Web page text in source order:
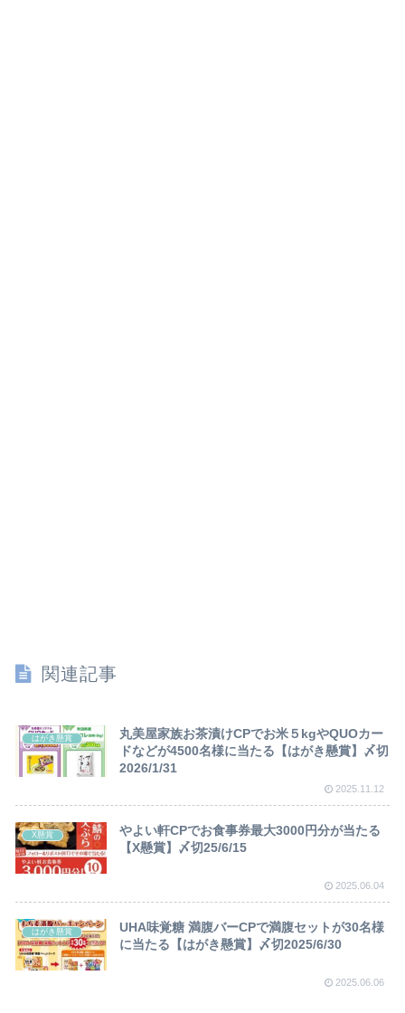
関連記事
はがき懸賞
丸美屋家族お茶漬けCPでお米５kgやQUOカー
ドなどが4500名様に当たる【はがき懸賞】〆切
2026/1/31
2025.11.12
X懸賞
やよい軒CPでお食事券最大3000円分が当たる
【X懸賞】〆切25/6/15
2025.06.04
はがき懸賞
UHA味覚糖 満腹バーCPで満腹セットが30名様
に当たる【はがき懸賞】〆切2025/6/30
2025.06.06